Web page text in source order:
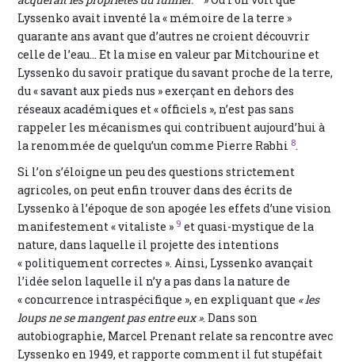
Lyssenko avait inventé la « mémoire de la terre »
quarante ans avant que d’autres ne croient découvrir
celle de l’eau... Et la mise en valeur par Mitchourine et
Lyssenko du savoir pratique du savant proche de la terre,
du « savant aux pieds nus » exerçant en dehors des
réseaux académiques et « officiels », n’est pas sans
rappeler les mécanismes qui contribuent aujourd’hui à
la renommée de quelqu’un comme Pierre Rabhi 8.
Si l’on s’éloigne un peu des questions strictement
agricoles, on peut enfin trouver dans des écrits de
Lyssenko à l’époque de son apogée les effets d’une vision
manifestement « vitaliste » 9 et quasi-mystique de la
nature, dans laquelle il projette des intentions
« politiquement correctes ». Ainsi, Lyssenko avançait
l’idée selon laquelle il n’y a pas dans la nature de
« concurrence intraspécifique », en expliquant que « les
loups ne se mangent pas entre eux ». Dans son
autobiographie, Marcel Prenant relate sa rencontre avec
Lyssenko en 1949, et rapporte comment il fut stupéfait